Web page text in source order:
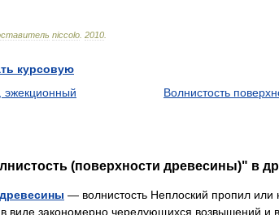
niccolo 2010
курсовую
эжекционный
Волнистость
(поверхности древесины)" в
— волнистость Неплоский пропил или
виде закономерно чередующихся возвышений и